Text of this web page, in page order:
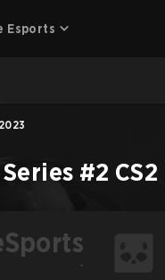
Esports
#2 CS2
-